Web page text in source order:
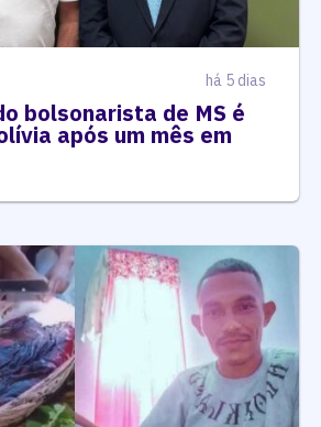
há 5 dias
bolsonarista de MS é
após um mês em